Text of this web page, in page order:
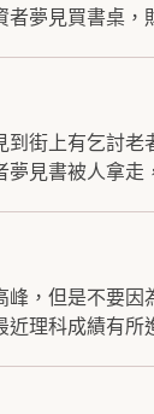
夢見買書桌
街上有乞討
見書被人拿
，但是不要
近理科成績有